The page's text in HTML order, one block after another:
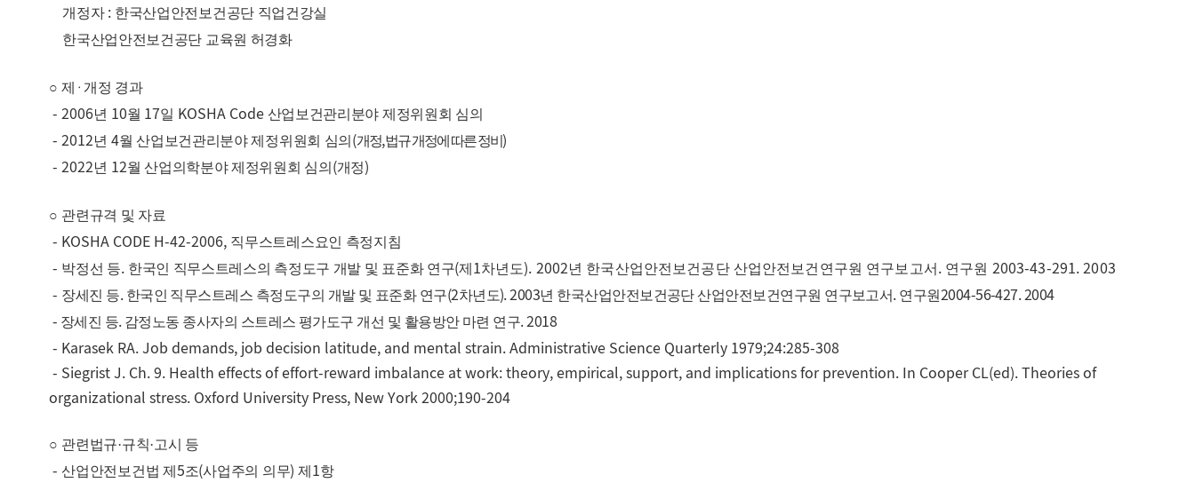
개정자 : 한국산업안전보건공단 직업건강실
한국산업안전보건공단 교육원 허경화
○제 · 개정 경과
- 2006년 10월 17일 KOSHA Code 산업보건관리분야 제정위원회 심의
- 2012년 4월 산업보건관리분야 제정위원회 심의 (개정,법규 개정에 따른 정비 )
- 2022년 12월 산업의학분야 제정위원회 심의 (개정)
○ 관련규격 및 자료
- KOSHA CODE H-42-2006, 직무스트레스요인 측정지침
- 박정선 등. 한국인 직무스트레스의 측정도구 개발 및 표준화 연구(제 1차년도). 2002년 한국산업안전보건공단 산업안전보건연구원 연구보고서 . 연구원 2003-43-291. 2003
- 장세진 등. 한국인 직무스트레스 측정도구의 개발 및 표준화 연구(2차년도). 2003년 한국산업안전보건공단 산업안전보건연구원 연구보고서. 연구원2004-56-427. 2004
- 장세진 등. 감정노동 종사자의 스트레스 평가도구 개선 및 활용방안 마련 연구. 2018
- Karasek RA. Job demands, job decision latitude, and mental strain. Administrative Science Quarterly 1979;24:285-308
- Siegrist J. Ch. 9. Health effects of effort-reward imbalance at work: theory, empirical, support, and implications for prevention. In Cooper CL(ed). Theories of
organizational stress. Oxford University Press, New York 2000;190-204
○ 관련법규·규칙·고시 등
-산업안전보건법 제 5조(사업주의 의무)제 1항